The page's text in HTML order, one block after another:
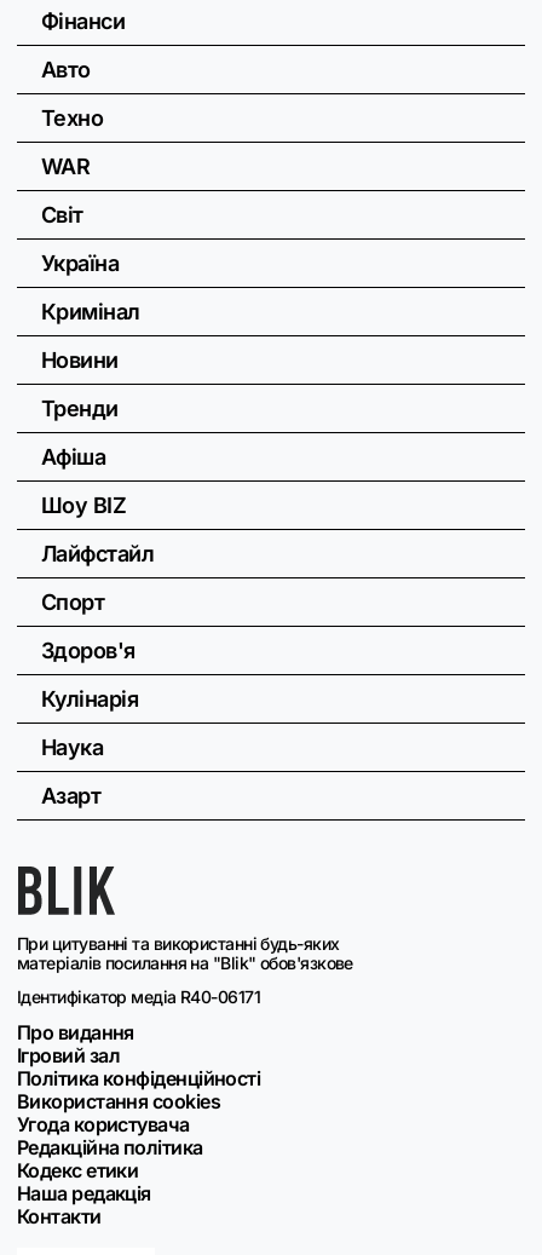
При цитуванні та використанні будь-яких
матеріалів посилання на "Blik" обов'язкове
Ідентифікатор медіа R40-06171
Про видання
Ігровий зал
Політика конфіденційності
Використання cookies
Угода користувача
Редакційна політика
Кодекс етики
Наша редакція
Контакти
Фінанси
Авто
Техно
WAR
Світ
Україна
Кримінал
Новини
Тренди
Афіша
Шоу BIZ
Лайфстайл
Спорт
Здоров'я
Кулінарія
Наука
Азарт